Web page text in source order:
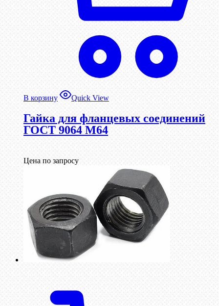
В корзину Quick View
Гайка для фланцевых соединений
ГОСТ 9064 М64
Цена по запросу